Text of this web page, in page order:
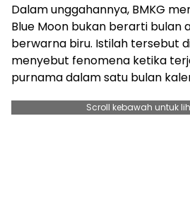
Dalam unggahannya, BMKG
Blue Moon bukan berarti bulan
berwarna biru. Istilah tersebut
menyebut fenomena ketika
purnama dalam satu bulan
Scroll kebawah untuk